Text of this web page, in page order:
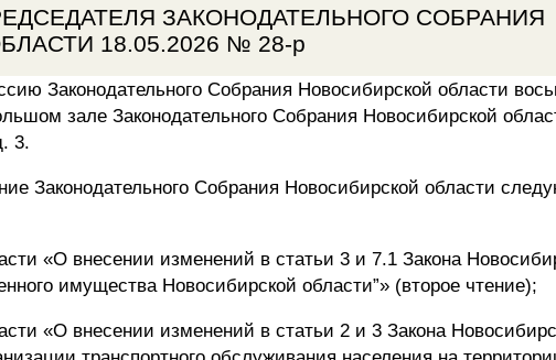
ЗАКОНОДАТЕЛЬНОГО СОБРАНИЯ
18.05.2026 № 28-р
Законодательного Собрания Новосибирской области
зале Законодательного Собрания Новосибирской
3.
Законодательного Собрания Новосибирской области
«О внесении изменений в статьи 3 и 7.1 Закона
имущества Новосибирской области”» (второе чтение);
«О внесении изменений в статьи 2 и 3 Закона